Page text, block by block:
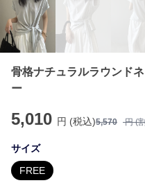
骨格ナチュラルラウンド
ー
5,010 円 (税込)5,570 円 (
サイズ
FREE